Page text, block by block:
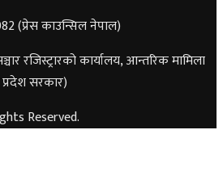
(प्रेस काउन्सिल नेपाल)
रजिस्ट्रारको कार्यालय, आन्तरिक मामिला
सरकार)
Reserved.